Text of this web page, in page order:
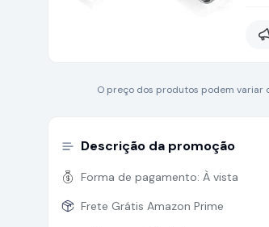
O preço dos produtos podem variar
Descrição da promoção
Forma de pagamento: À vista
Frete Grátis Amazon Prime